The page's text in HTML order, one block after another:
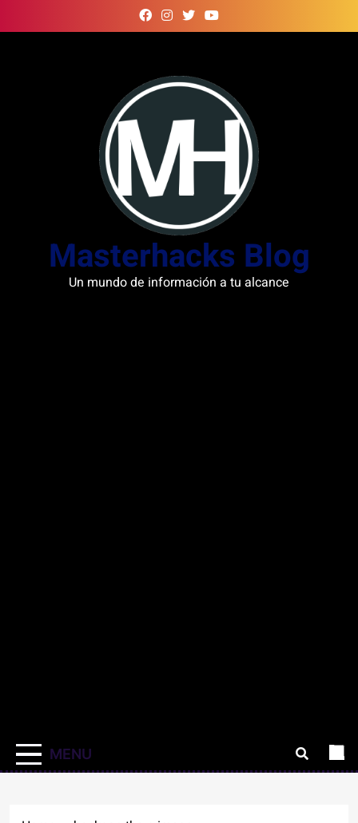
to
Masterhacks Blog
Un mundo de información a tu alcance
MENU